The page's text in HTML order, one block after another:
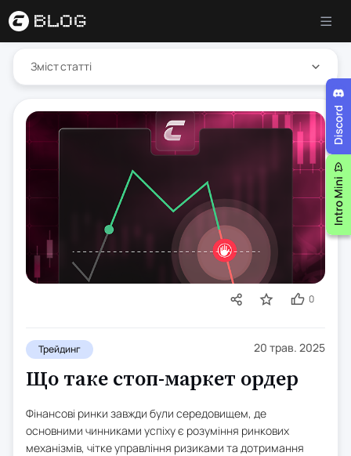
Зміст статті
Трейдинг 20 трав. 2025
0
Що таке стоп-маркет ордер
Фінансові ринки завжди були середовищем, де
основними чинниками успіху є розуміння ринкових
механізмів, чітке управління ризиками та дотримання